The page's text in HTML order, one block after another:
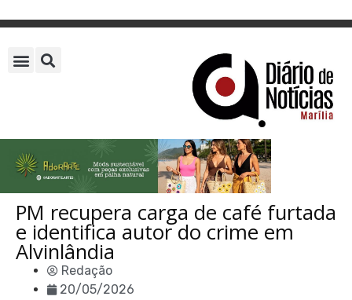
PM recupera carga de café furtada
e identifica autor do crime em
Alvinlândia
Redação
20/05/2026